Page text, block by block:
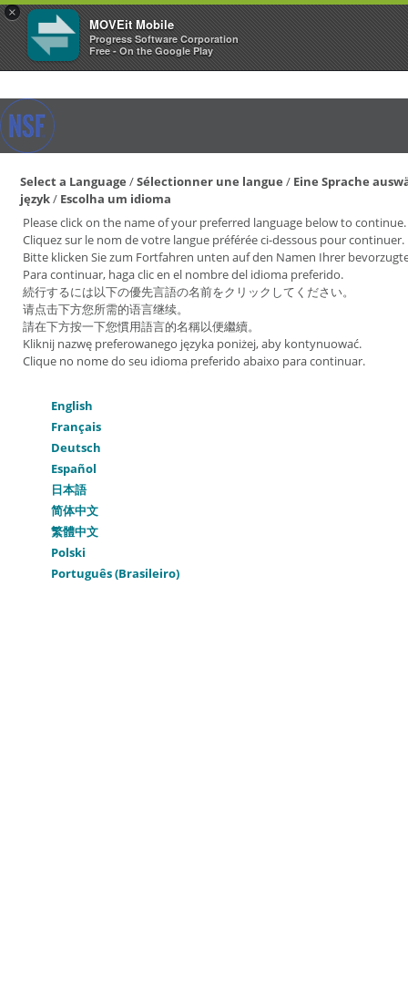
×
MOVEit Mobile
Progress Software Corporation
Free - On the Google Play
Select a Language /Sélectionner une langue / Eine Sprache
język/ Escolha um idioma
Please click on the name of your preferred language below to continue.
Cliquez sur le nom de votre langue préférée ci-dessous pour continuer.
Bitte klicken Sie zum Fortfahren unten auf den Namen Ihrer
Para continuar, haga clic en el nombre del idioma preferido.
続行するには以下の優先言語の名前をクリックしてください。
请点击下方您所需的语言继续。
請在下方按一下您慣用語言的名稱以便繼續。
Kliknij nazwę preferowanego języka poniżej, aby kontynuować.
Clique no nome do seu idioma preferido abaixo para continuar.
English
Français
Deutsch
Español
日本語
简体中文
繁體中文
Polski
Português (Brasileiro)